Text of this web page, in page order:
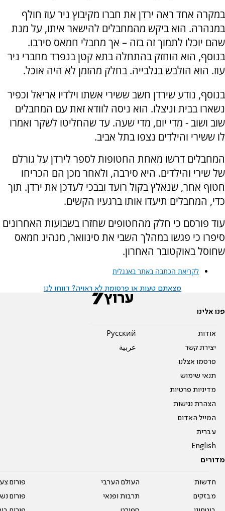
במקרה אחד ראה ירדן את חברו מקיבוץ ניר עוז חולף
במנהרה. הוא ביקש מהמחבלים להישאר איתו, על מנת
שהם יוכלו לתמוך זה בזה – אך מחבלי חמאס סירבו.
בנוסף, הוא הוחזק בהתחלה בתא קטן בנפרד מחברי ניר
עוז. הוא הולבש בגלבייה. בחלק מהזמן לא היה אוכל.
בנוסף, נודע שירדן חשב ששירי אשתו וילדיו אריאל וכפיר
נשארו בבית וניצלו. הוא ניסה לוודא זאת עם המחבלים
שוב ושוב - מדי יום, מדי שעה. עד שהחליטו לשקר ואמרו
לו ששירי והילדים נצפו בתל אביב.
המחבלים דרשו מאחת החטופות לספר לירדן על גורלם
של שירי והילדים. היא סירבה, ולאחר מכן הם הכריחו
חטוף אחר, שנאלץ בקול רועד ובבכי לעדכן את ירדן. תוך
כדי, המחבלים תיעדו אותו ברגעיו הקשים.
עוד פורסם כי חלק מהחטופים שחזרו בשבועות האחרונים
סיפרו כי פגשו במהלך השבי את סינוואר, מנהיג חמאס
שחוסל באוקטובר האחרון.
לקריאת הכתבה באתר באנגלית
מצאתם טעות או פרסומת לא ראויה? דווחו לנו
פנו אלינו
אודות
יצירת קשר
פרסמו אצלנו
תנאי שימוש
מדיניות פרטיות
הצהרת נגישות
המייל האדום
עברית
English
Pусский
عربية
מדורים
חדשות
מבזקים
העולם הערבי
תרבות ופנאי
פורום
פורום